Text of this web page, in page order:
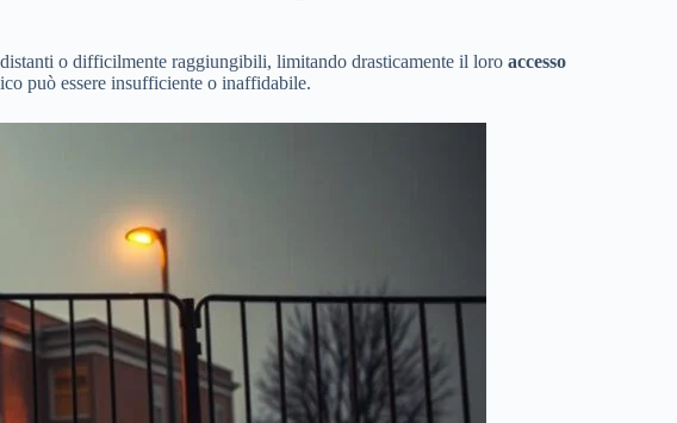
o difficilmente raggiungibili, limitando drasticamente il loro accesso
può essere insufficiente o inaffidabile.